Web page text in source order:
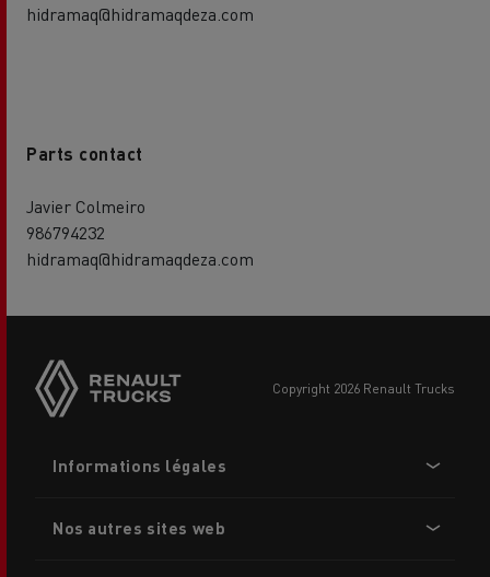
hidramaq@hidramaqdeza.com
Parts contact
Javier Colmeiro
986794232
hidramaq@hidramaqdeza.com
buttons
copyright 2026 Renault Trucks
menu
Informations légales
Nos autres sites web